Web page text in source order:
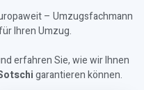
– Umzugsfachmann
Ihren Umzug.
erfahren Sie, wie wir Ihnen
garantieren können.